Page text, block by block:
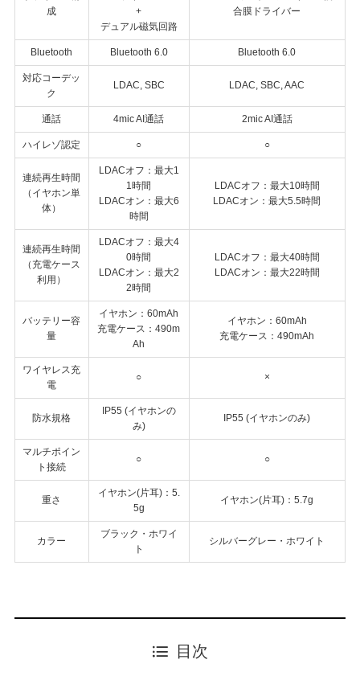
成
+
デュアル磁気回路
合膜ドライバー
Bluetooth Bluetooth 6.0 Bluetooth 6.0
対応コーデッ
ク
LDAC, SBC LDAC, SBC, AAC
通話 4mic AI通話 2mic AI通話
ハイレゾ認定 ○ ○
連続再生時間
（イヤホン単
体）
LDACオフ：最大1
1時間
LDACオン：最大6
時間
LDACオフ：最大10時間
LDACオン：最大5.5時間
連続再生時間
（充電ケース
利用）
LDACオフ：最大4
0時間
LDACオン：最大2
2時間
LDACオフ：最大40時間
LDACオン：最大22時間
バッテリー容
量
イヤホン：60mAh
充電ケース：490m
Ah
イヤホン：60mAh
充電ケース：490mAh
ワイヤレス充
電
○ ×
防水規格
IP55 (イヤホンの
み)
IP55 (イヤホンのみ)
マルチポイン
ト接続
○ ○
重さ
イヤホン(片耳)：5.
5g
イヤホン(片耳)：5.7g
カラー
ブラック・ホワイ
ト
シルバーグレー・ホワイト
目次